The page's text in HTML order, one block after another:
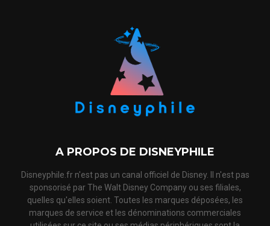
A PROPOS DE DISNEYPHILE
Disneyphile.fr n'est pas un canal officiel de Disney. Il n'est pas
sponsorisé par The Walt Disney Company ou ses filiales,
quelles qu'elles soient. Toutes les marques déposées, les
marques de service et les dénominations commerciales